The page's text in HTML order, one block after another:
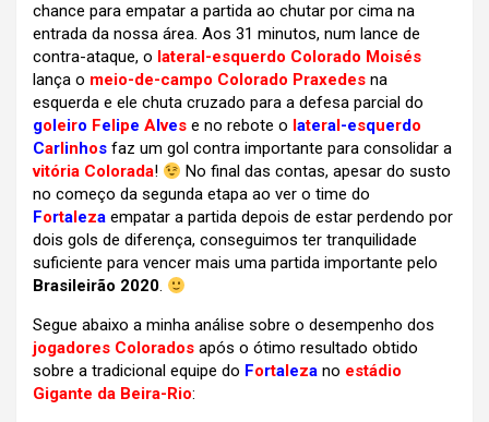
chance para empatar a partida ao chutar por cima na
entrada da nossa área. Aos 31 minutos, num lance de
contra-ataque, o lateral-esquerdo Colorado Moisés
lança o meio-de-campo Colorado Praxedes na
esquerda e ele chuta cruzado para a defesa parcial do
goleiro Felipe Alves e no rebote o lateral-esquerdo
Carlinhos faz um gol contra importante para consolidar a
vitória Colorada!
No final das contas, apesar do susto
no começo da segunda etapa ao ver o time do
Fortaleza empatar a partida depois de estar perdendo por
dois gols de diferença, conseguimos ter tranquilidade
suficiente para vencer mais uma partida importante pelo
Brasileirão 2020.
Segue abaixo a minha análise sobre o desempenho dos
jogadores Colorados após o ótimo resultado obtido
sobre a tradicional equipe do Fortaleza no estádio
Gigante da Beira-Rio: